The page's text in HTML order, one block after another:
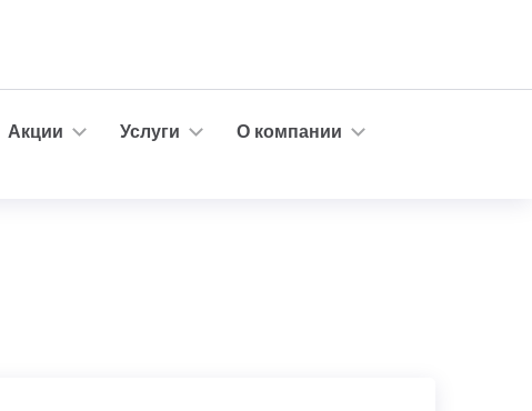
Акции Услуги
О компании